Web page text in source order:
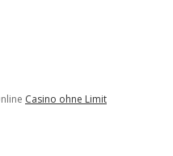
Casino ohne Limit